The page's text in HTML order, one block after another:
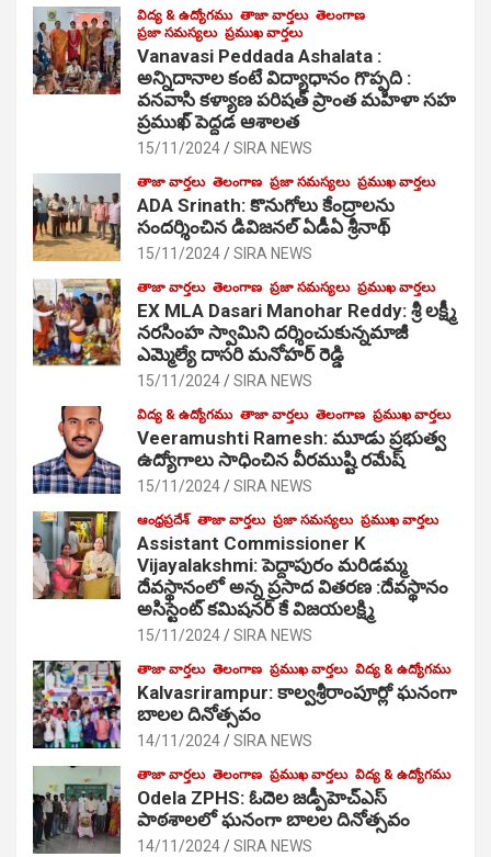
విద్య & ఉద్యోగము తాజా వార్తలు తెలంగాణ
ప్రజా సమస్యలు ప్రముఖ వార్తలు
Vanavasi Peddada Ashalata :
అన్నిదానాల కంటే విద్యాధానం గొప్పది :
వనవాసి కళ్యాణ పరిషత్ ప్రాంత మహిళా సహ
ప్రముఖ్ పెద్దడ ఆశాలత
15/11/2024 SIRA NEWS
తాజా వార్తలు తెలంగాణ ప్రజా సమస్యలు ప్రముఖ వార్తలు
ADA Srinath: కొనుగోలు కేంద్రాల‌ను
సంద‌ర్శించిన డివిజనల్ ఏడీఏ శ్రీనాథ్
15/11/2024 SIRA NEWS
తాజా వార్తలు తెలంగాణ ప్రజా సమస్యలు ప్రముఖ వార్తలు
EX MLA Dasari Manohar Reddy: శ్రీ లక్ష్మీ
నరసింహ స్వామిని దర్శించుకున్నమాజీ
ఎమ్మెల్యే దాసరి మనోహర్ రెడ్డి
15/11/2024 SIRA NEWS
విద్య & ఉద్యోగము తాజా వార్తలు తెలంగాణ ప్రముఖ వార్తలు
Veeramushti Ramesh: మూడు ప్రభుత్వ
ఉద్యోగాలు సాధించిన వీరముష్టి రమేష్
15/11/2024 SIRA NEWS
ఆంధ్రప్రదేశ్ తాజా వార్తలు ప్రజా సమస్యలు ప్రముఖ వార్తలు
Assistant Commissioner K
Vijayalakshmi: పెద్దాపురం మరిడమ్మ
దేవస్థానంలో అన్న ప్రసాద వితరణ :దేవస్థానం
అసిస్టెంట్ కమిషనర్ కే విజయలక్ష్మి
15/11/2024 SIRA NEWS
తాజా వార్తలు తెలంగాణ ప్రముఖ వార్తలు విద్య & ఉద్యోగము
Kalvasrirampur: కాల్వశ్రీరాంపూర్లో ఘనంగా
బాలల దినోత్సవం
14/11/2024 SIRA NEWS
తాజా వార్తలు తెలంగాణ ప్రముఖ వార్తలు విద్య & ఉద్యోగము
Odela ZPHS: ఓదెల జ‌డ్పీహెచ్ఎస్
పాఠ‌శాల‌లో ఘనంగా బాలల దినోత్సవం
14/11/2024 SIRA NEWS